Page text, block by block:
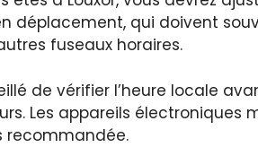
déplacement, qui doivent
fuseaux horaires.
de vérifier l’heure locale
Les appareils
recommandée.